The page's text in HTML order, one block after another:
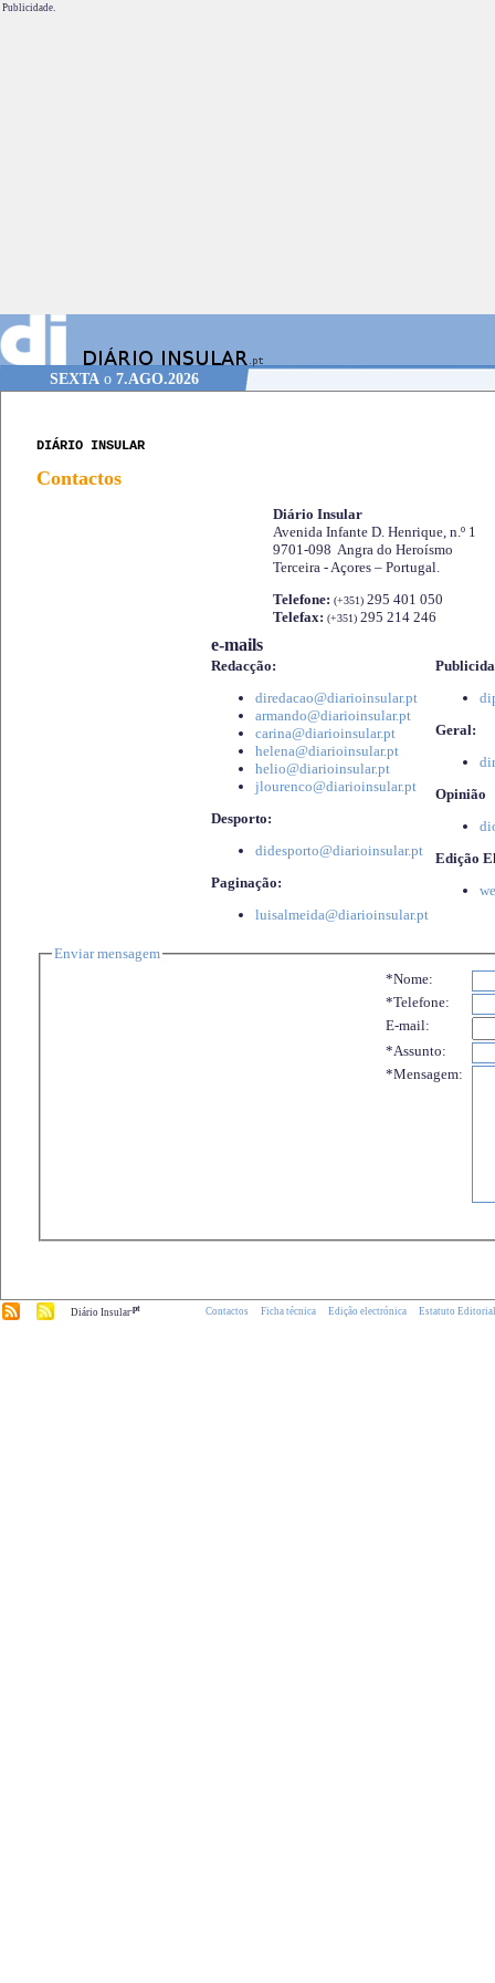
Publicidade.
SEXTA o 7.AGO.2026
DIÁRIO INSULAR
Contactos
Diário Insular
Avenida Infante D. Henrique, n.º 1
9701-098 Angra do Heroísmo
Terceira - Açores – Portugal.
Telefone: (+351) 295 401 050
Telefax: (+351) 295 214 246
e-mails
Redacção:
diredacao@diarioinsular.pt
armando@diarioinsular.pt
carina@diarioinsular.pt
helena@diarioinsular.pt
helio@diarioinsular.pt
jlourenco@diarioinsular.pt
Desporto:
didesporto@diarioinsular.pt
Paginação:
luisalmeida@diarioinsular.pt
Geral:
Opinião
Edição
Enviar mensagem
*Nome:
*Telefone:
E-mail:
*Assunto:
*Mensagem:
Diário Insular.pt Contactos Ficha técnica Edição electrónica Estatuto Editorial